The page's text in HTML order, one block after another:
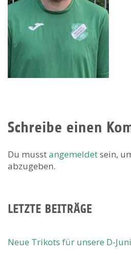
Schreibe einen
Du musstangemeldetsein,
abzugeben.
LETZTE BEITRÄGE
Neue Trikots für unsere D-